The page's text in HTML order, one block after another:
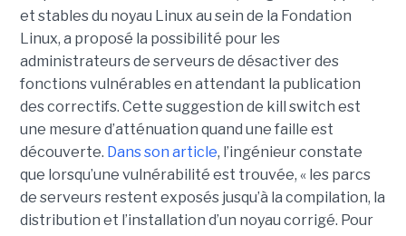
et stables du noyau Linux au sein de la Fondation
Linux, a proposé la possibilité pour les
administrateurs de serveurs de désactiver des
fonctions vulnérables en attendant la publication
des correctifs. Cette suggestion de kill switch est
une mesure d’atténuation quand une faille est
découverte. Dans son article, l’ingénieur constate
que lorsqu’une vulnérabilité est trouvée, « les parcs
de serveurs restent exposés jusqu’à la compilation, la
distribution et l’installation d’un noyau corrigé. Pour